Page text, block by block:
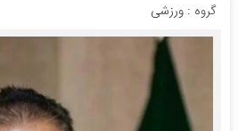
گروه :ورزشی